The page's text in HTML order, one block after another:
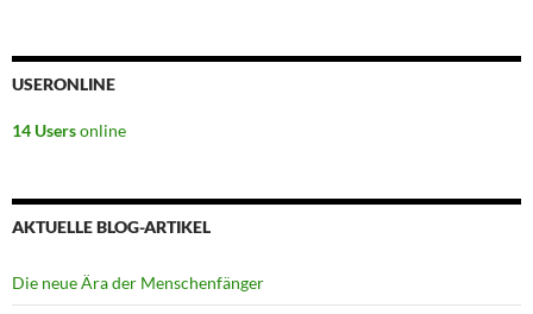
USERONLINE
14 Usersonline
AKTUELLE BLOG-ARTIKEL
Die neue Ära der Menschenfänger